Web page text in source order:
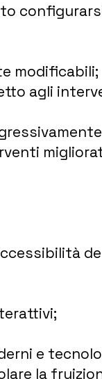
modificabili;
agli
e
la